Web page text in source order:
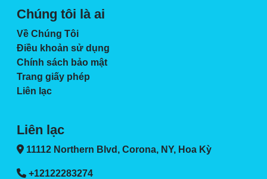
Chúng tôi là ai
Về Chúng Tôi
Điều khoản sử dụng
Chính sách bảo mật
Trang giấy phép
Liên lạc
Liên lạc
11112 Northern Blvd, Corona, NY, Hoa Kỳ
+12122283274